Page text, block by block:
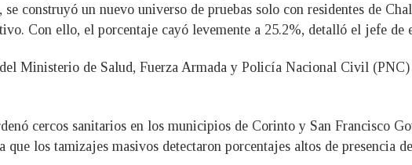
construyó un nuevo universo de pruebas solo con residentes de
Con ello, el porcentaje cayó levemente a 25.2%, detalló el jefe de
Ministerio de Salud, Fuerza Armada y Policía Nacional Civil
cercos sanitarios en los municipios de Corinto y San Francisco
los tamizajes masivos detectaron porcentajes altos de presencia